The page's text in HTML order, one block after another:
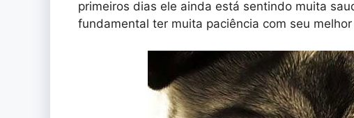
primeiros dias ele ainda está sentindo muita
fundamental ter muita paciência com seu